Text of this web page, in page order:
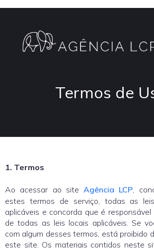
Termos de
1. Termos
Ao acessar ao site Agência LCP,
estes termos de serviço, todas as
aplicáveis ​​e concorda que é
de todas as leis locais aplicáveis. Se
com algum desses termos, está proibido
este site. Os materiais contidos neste